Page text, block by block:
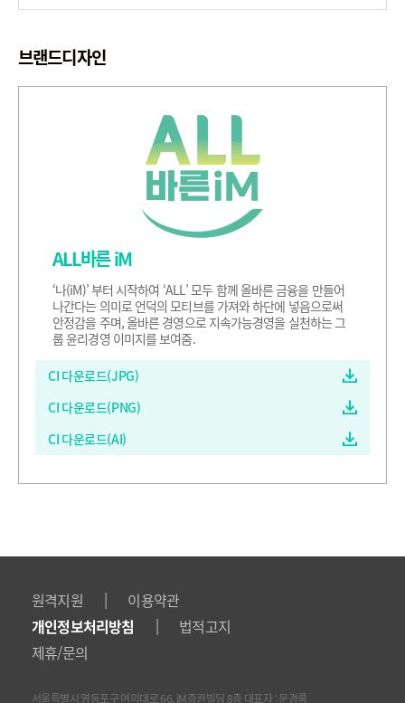
브랜드디자인
ALL바른 iM
‘나(iM)’ 부터 시작하여 ‘ALL’ 모두 함께 올바른 금융을 만들어
나간다는 의미로 언덕의 모티브를 가져와 하단에 넣음으로써
안정감을 주며, 올바른 경영으로 지속가능경영을 실천하는 그
룹 윤리경영 이미지를 보여줌.
CI 다운로드(JPG)
CI 다운로드(PNG)
CI 다운로드(AI)
원격지원 |
이용약관
개인정보처리방침
|
법적고지
제휴/문의
서울특별시 영등포구 여의대로 66, iM증권빌딩 8층 대표자 : 문경록